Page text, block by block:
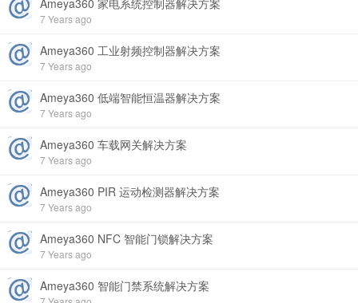
Ameya360 家电系统控制器解决方案
7 Years ago
Ameya360 工业射频控制器解决方案
7 Years ago
Ameya360 低端智能恒温器解决方案
7 Years ago
Ameya360 车载网关解决方案
7 Years ago
Ameya360 PIR 运动检测器解决方案
7 Years ago
Ameya360 NFC 智能门锁解决方案
7 Years ago
Ameya360 智能门禁系统解决方案